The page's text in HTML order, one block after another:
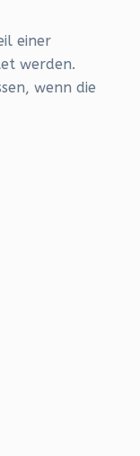
einer
werden.
wenn die